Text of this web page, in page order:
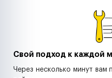
Свой подход к каждой
Через несколько минут